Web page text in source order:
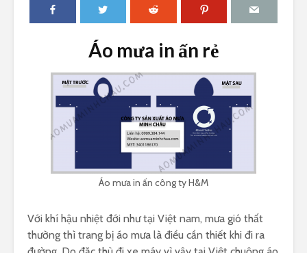
Áo mưa in ấn rẻ
Áo mưa in ấn công ty H&M
Với khí hậu nhiệt đới như tại Việt nam, mưa gió thất
thường thì trang bị áo mưa là điều cần thiết khi đi ra